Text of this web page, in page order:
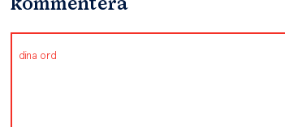
kommentera